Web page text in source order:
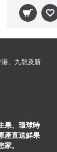
、九龍及新
、 環球時
產直送鮮果
。